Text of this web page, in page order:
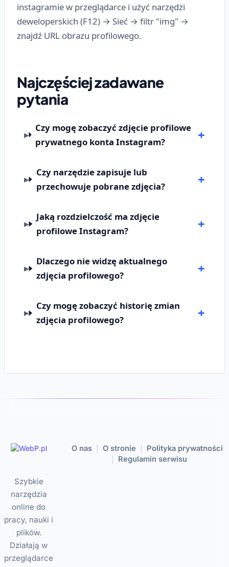
instagramie w przeglądarce i użyć narzędzi
deweloperskich (F12) → Sieć → filtr "img" →
znajdź URL obrazu profilowego.
Najczęściej zadawane
pytania
Czy mogę zobaczyć zdjęcie profilowe
prywatnego konta Instagram?
Czy narzędzie zapisuje lub
przechowuje pobrane zdjęcia?
Jaką rozdzielczość ma zdjęcie
profilowe Instagram?
Dlaczego nie widzę aktualnego
zdjęcia profilowego?
Czy mogę zobaczyć historię zmian
zdjęcia profilowego?
Szybkie
narzędzia
online do
pracy, nauki i
plików.
Działają w
przeglądarce
O nas O stronie Polityka prywatności
Regulamin serwisu